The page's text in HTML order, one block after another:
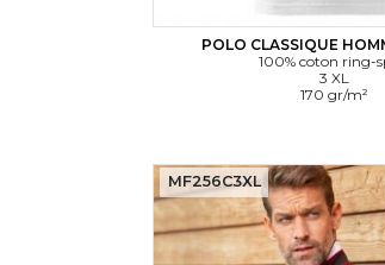
POLO CLASSIQUE
100% coton ring-
3 XL
170 gr/m²
MF256C3XL